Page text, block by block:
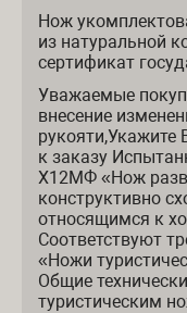
Нож
из натуральной
сертификат
Уважаемые
внесение
к заказу
Х12МФ «Нож
конструктивно
относящимся к
Соответствуют
«Ножи
Общие
туристическим